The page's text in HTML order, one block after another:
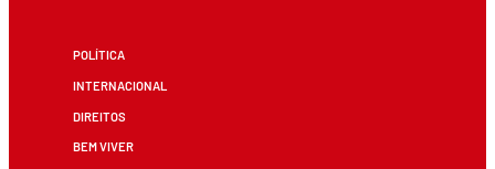
POLÍTICA
INTERNACIONAL
DIREITOS
BEM VIVER